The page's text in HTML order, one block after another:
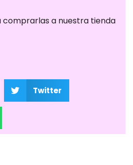
comprarlas a nuestra tienda
Twitter